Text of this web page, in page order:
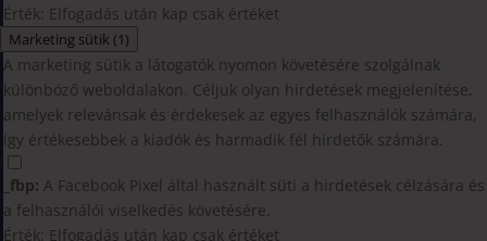
Érték: Elfogadás után kap csak értéket
Marketing sütik (1)
A marketing sütik a látogatók nyomon követésére szolgálnak
különböző weboldalakon. Céljuk olyan hirdetések megjelenítése,
amelyek relevánsak és érdekesek az egyes felhasználók számára,
így értékesebbek a kiadók és harmadik fél hirdetők számára.
_fbp: A Facebook Pixel által használt süti a hirdetések célzására és
a felhasználói viselkedés követésére.
Érték: Elfogadás után kap csak értéket